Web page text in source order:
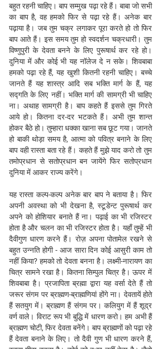
बहुत रहनी चाहिए। बाप सम्मुख पढ़ा रहे हैं। बाबा जो सभी
का बाप है, वह हमको फिर से पढ़ा रहे हैं। अनेक बार
पढ़ाया है। जब तुम चक्र लगाकर पूरा करते हो तो फिर
बाप आते हैं। इस समय तुम हो स्वदर्शन चक्रधारी। तुम
विष्णुपुरी के देवता बनने के लिए पुरूषार्थ कर रहे हो।
दुनिया में और कोई भी यह नॉलेज दे न सके। शिवबाबा
हमको पढ़ा रहे हैं, यह खुशी कितनी रहनी चाहिए। बच्चे
जानते हैं यह शास्त्र आदि सब भक्ति मार्ग के हैं, यह
सद्गति के लिए नहीं। भक्ति मार्ग की सामग्री भी चाहिए
ना। अथाह सामग्री है। बाप कहते हैं इससे तुम गिरते
आये हो। कितना दर-दर भटकते हैं। अभी तुम शान्त
होकर बैठे हो। तुम्हारा धक्का खाना सब छूट गया। जानते
हो बाकी थोड़ा समय है, आत्मा को पवित्र बनाने के लिए
बाप वही रास्ता बता रहे हैं। कहते हैं मुझे याद करो तो तुम
तमोप्रधान से सतोप्रधान बन जायेंगे फिर सतोप्रधान
दुनिया में आकर राज्य करेंगे।
यह रास्ता कल्प-कल्प अनेक बार बाप ने बताया है। फिर
अपनी अवस्था को भी देखना है, स्टूडेन्ट पुरूषार्थ कर
अपने को होशियार बनाते हैं ना। पढ़ाई का भी रजिस्टर
होता है और चलन का भी रजिस्टर होता है। यहाँ तुम्हें भी
दैवीगुण धारण करने हैं। रोज़ अपना पोतामेल रखने से
बहुत उन्नति होगी - आज सारा दिन कोई आसुरी काम तो
नहीं किया? हमको तो देवता बनना है। लक्ष्मी-नारायण का
चित्र सामने रखा है। कितना सिम्पुल चित्र है। ऊपर में
शिवबाबा है। प्रजापिता ब्रह्मा द्वारा यह वर्सा देते हैं तो
जरूर संगम पर ब्राह्मण-ब्राह्मणियां होंगे ना। देवतायें होते
हैं सतयुग में। ब्राह्मण हैं संगम पर। कलियुग में हैं शूद्र
वर्ण वाले। विराट रूप भी बुद्धि में धारण करो। हम अभी हैं
ब्राह्मण चोटी, फिर देवता बनेंगे। बाप ब्राह्मणों को पढ़ा रहे
हैं देवता बनाने के लिए। तो दैवी गुण भी धारण करने हैं,